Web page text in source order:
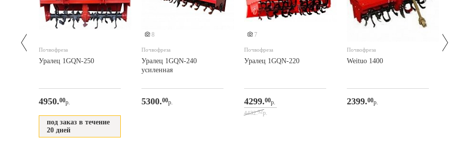
Почвофреза
Уралец 1GQN-250
4950.00р.
под заказ в течение
20 дней
8
Почвофреза
Уралец 1GQN-240
усиленная
5300.00р.
7
Почвофреза
Уралец 1GQN-220
4299.00р.
4432.32р.
Почвофреза
Weituo 1400
2399.00р.